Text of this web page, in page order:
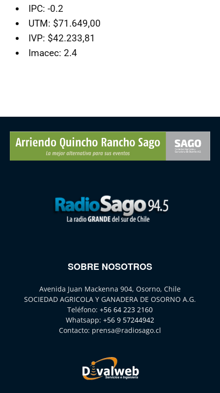
IPC: -0.2
UTM: $71.649,00
IVP: $42.233,81
Imacec: 2.4
SOBRE NOSOTROS
Avenida Juan Mackenna 904, Osorno, Chile
SOCIEDAD AGRICOLA Y GANADERA DE OSORNO A.G.
Teléfono: +56 64 223 2160
Whatsapp: +56 9 57244942
Contacto: prensa@radiosago.cl